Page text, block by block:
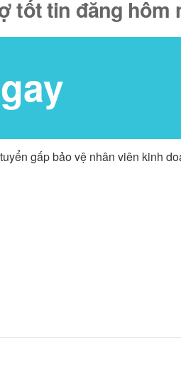
tốt tin đăng hôm
gấp bảo vệ nhân viên kinh